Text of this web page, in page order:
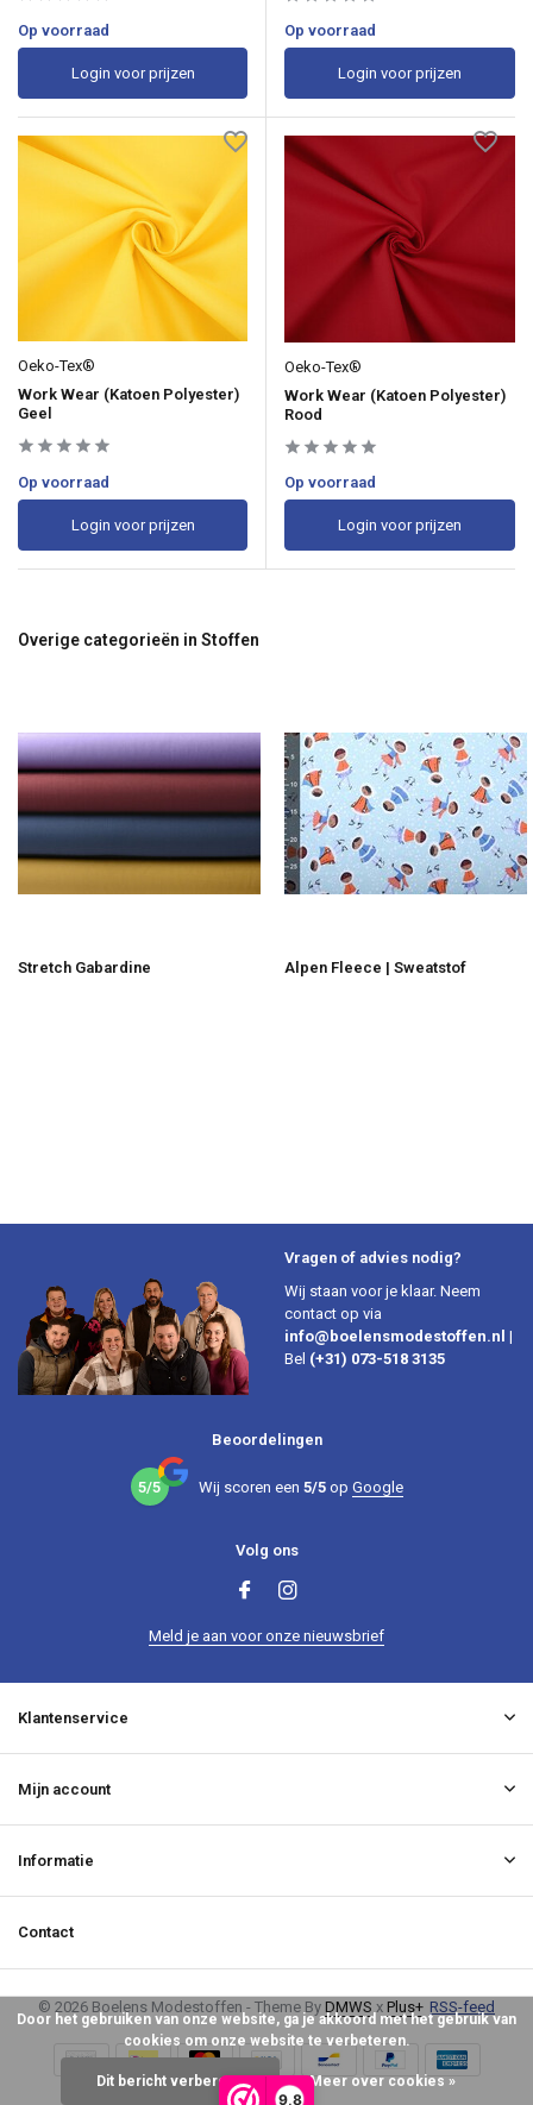
9,8
Op voorraad
Login voor prijzen
Op voorraad
Login voor prijzen
Oeko-Tex®
Work Wear (Katoen Polyester)
Geel
Op voorraad
Login voor prijzen
Oeko-Tex®
Work Wear (Katoen Polyester)
Rood
Op voorraad
Login voor prijzen
Overige categorieën in Stoffen
Stretch Gabardine Alpen Fleece | Sweatstof
Vragen of advies nodig?
Wij staan voor je klaar. Neem
contact op via
info@boelensmodestoffen.nl |
Bel (+31) 073-518 3135
Beoordelingen
5/5 Wij scoren een 5/5op Google
Volg ons
Meld je aan voor onze nieuwsbrief
Klantenservice
Mijn account
Informatie
Contact
© 2026 Boelens Modestoffen - Theme By DMWS x Plus+ RSS-feed
Door het gebruiken van onze website, ga je akkoord met het gebruik van
cookies om onze website te verbeteren.
Dit bericht verbergen Meer over cookies »